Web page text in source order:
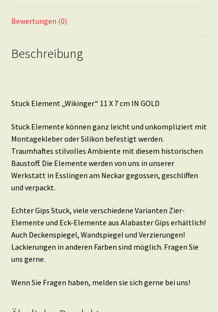
Bewertungen (0)
Beschreibung
Stuck Element „Wikinger“ 11 X 7 cm IN GOLD
Stuck Elemente können ganz leicht und unkompliziert mit
Montagekleber oder Silikon befestigt werden.
Traumhaftes stilvolles Ambiente mit diesem historischen
Baustoff. Die Elemente werden von uns in unserer
Werkstatt in Esslingen am Neckar gegossen, geschliffen
und verpackt.
Echter Gips Stuck, viele verschiedene Varianten Zier-
Elemente und Eck-Elemente aus Alabaster Gips erhältlich!
Auch Deckenspiegel, Wandspiegel und Verzierungen!
Lackierungen in anderen Farben sind möglich. Fragen Sie
uns gerne.
Wenn Sie Fragen haben, melden sie sich gerne bei uns!